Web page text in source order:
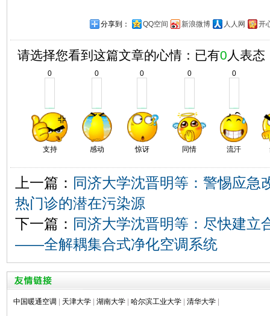
分享到： QQ空间 新浪微博 人人网 开
请选择您看到这篇文章的心情：已有0 人表态
0
支持
0
感动
0
惊讶
0
同情
0
流汗
上一篇： 同济大学沈晋明等：警惕应急
热门诊的潜在污染源
下一篇： 同济大学沈晋明等：尽快建立
——全解耦集合式净化空调系统
中国暖通空调 天津大学 湖南大学 哈尔滨工业大学 清华大学